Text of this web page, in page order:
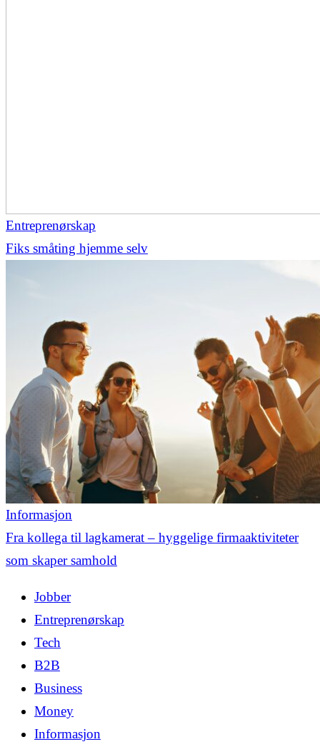
Entreprenørskap
Fiks småting hjemme selv
Informasjon
Fra kollega til lagkamerat – hyggelige firmaaktiviteter
som skaper samhold
Jobber
Entreprenørskap
Tech
B2B
Business
Money
Informasjon